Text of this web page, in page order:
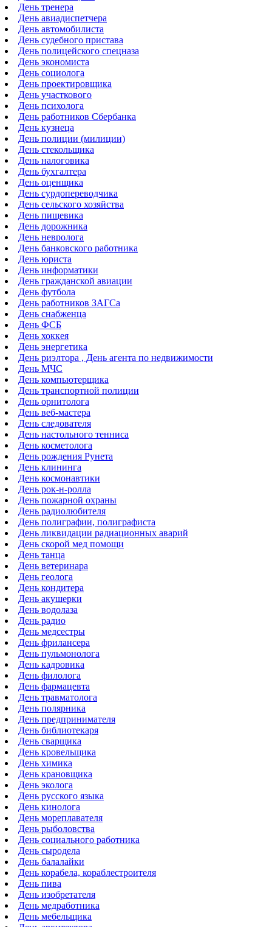
День тренера
День авиадиспетчера
День автомобилиста
День судебного пристава
День полицейского спецназа
День экономиста
День социолога
День проектировщика
День участкового
День психолога
День работников Сбербанка
День кузнеца
День полиции (милиции)
День стекольщика
День налоговика
День бухгалтера
День оценщика
День сурдопереводчика
День сельского хозяйства
День пищевика
День дорожника
День невролога
День банковского работника
День юриста
День информатики
День гражданской авиации
День футбола
День работников ЗАГСа
День снабженца
День ФСБ
День хоккея
День энергетика
День риэлтора , День агента по недвижимости
День МЧС
День компьютерщика
День транспортной полиции
День орнитолога
День веб-мастера
День следователя
День настольного тенниса
День косметолога
День рождения Рунета
День клининга
День космонавтики
День рок-н-ролла
День пожарной охраны
День радиолюбителя
День полиграфии, полиграфиста
День ликвидации радиационных аварий
День скорой мед помощи
День танца
День ветеринара
День геолога
День кондитера
День акушерки
День водолаза
День радио
День медсестры
День фрилансера
День пульмонолога
День кадровика
День филолога
День фармацевта
День травматолога
День полярника
День предпринимателя
День библиотекаря
День сварщика
День кровельщика
День химика
День крановщика
День эколога
День русского языка
День кинолога
День мореплавателя
День рыболовства
День социального работника
День сыродела
День балалайки
День корабела, кораблестроителя
День пива
День изобретателя
День медработника
День мебельщика